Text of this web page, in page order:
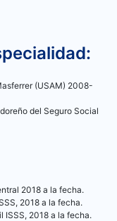
(USAM) 2008-
del Seguro Social
2018 a la fecha.
2018 a la fecha.
ISSS, 2018 a la fecha.